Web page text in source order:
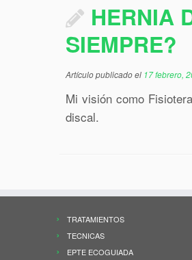
HERNIA
SIEMPRE?
Artículo publicado el 17 febrero,
Mi visión como
discal.
TRATAMIENTOS
TECNICAS
EPTE ECOGUIADA